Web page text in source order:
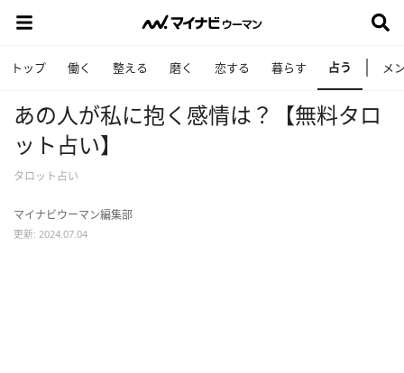
トップ 働く 整える 磨く 恋する 暮らす 占う メ
あの人が私に抱く感情は？【無料タロ
ット占い】
タロット占い
マイナビウーマン編集部
更新: 2024.07.04